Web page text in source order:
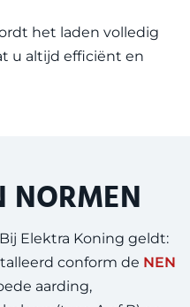
het laden volledig
u altijd efficiënt en
NORMEN
Elektra Koning geldt:
conform de NEN
aarding,